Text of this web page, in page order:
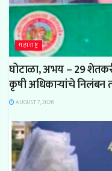
महाराष्ट्र
घोटाळा, अभय – 29
कृषी अधिकाऱ्यांचे निलंबन
AUGUST 7, 2026